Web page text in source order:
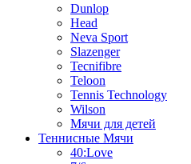
Dunlop
Head
Neva Sport
Slazenger
Tecnifibre
Teloon
Tennis Technology
Wilson
Мячи для детей
Теннисные Мячи
40:Love